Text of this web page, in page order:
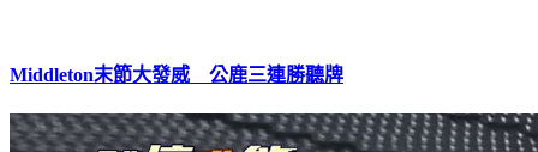
Middleton末節大發威 公鹿三連勝聽牌